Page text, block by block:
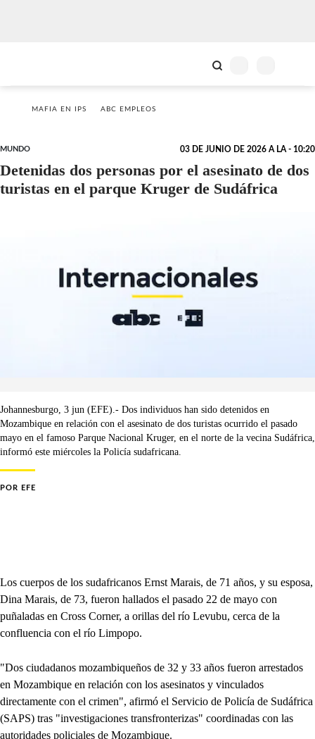
MAFIA EN IPS ABC EMPLEOS
MUNDO 03 DE JUNIO DE 2026 A LA - 10:20
Detenidas dos personas por el asesinato de dos
turistas en el parque Kruger de Sudáfrica
Johannesburgo, 3 jun (EFE).- Dos individuos han sido detenidos en
Mozambique en relación con el asesinato de dos turistas ocurrido el pasado
mayo en el famoso Parque Nacional Kruger, en el norte de la vecina Sudáfrica,
informó este miércoles la Policía sudafricana.
POR EFE
Los cuerpos de los sudafricanos Ernst Marais, de 71 años, y su esposa,
Dina Marais, de 73, fueron hallados el pasado 22 de mayo con
puñaladas en Cross Corner, a orillas del río Levubu, cerca de la
confluencia con el río Limpopo.
"Dos ciudadanos mozambiqueños de 32 y 33 años fueron arrestados
en Mozambique en relación con los asesinatos y vinculados
directamente con el crimen", afirmó el Servicio de Policía de Sudáfrica
(SAPS) tras "investigaciones transfronterizas" coordinadas con las
autoridades policiales de Mozambique.